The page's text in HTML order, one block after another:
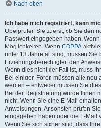
Nach oben
Ich habe mich registriert, kann
Überprüfen Sie zuerst, ob Sie den
Passwort eingegeben haben.
Möglichkeiten. Wenn COPPA
unter 13 Jahre alt sind, müssen Sie
Erziehungsberechtigten den
Wenn dies nicht der Fall ist, muss
Bei einigen Foren müssen alle neu
werden – entweder müssen Sie
Bei der Registrierung wurde Ihnen
nicht. Wenn Sie eine E-Mail
Anweisungen. Ansonsten prüfen
eingegeben haben oder die E-Mail
Wenn Sie sich sicher sind, dass